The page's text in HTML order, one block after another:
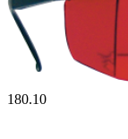
180.10